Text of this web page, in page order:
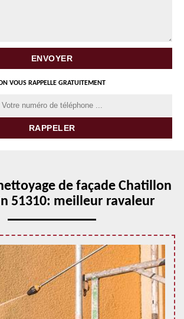
VOUS RAPPELLE GRATUITEMENT
de façade Chatillon
51310: meilleur ravaleur